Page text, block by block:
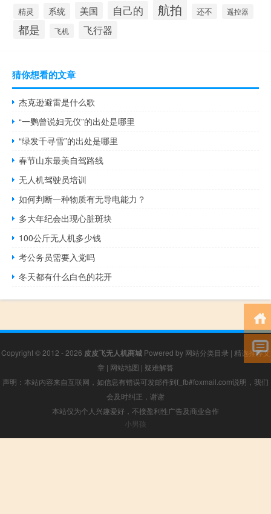
精灵 系统 美国 自己的 航拍 还不 遥控器
都是 飞机 飞行器
猜你想看的文章
杰克逊避雷是什么歌
“一鹦曾说妇无仪”的出处是哪里
“绿发千寻雪”的出处是哪里
春节山东最美自驾路线
无人机驾驶员培训
如何判断一种物质有无导电能力？
多大年纪会出现心脏斑块
100公斤无人机多少钱
考公务员需要入党吗
冬天都有什么白色的花开
Copyright © 2012 - 2026 皮皮飞无人机商城Powered by 网站分类目录 | 精选推荐文
章 | 网站地图 | 疑难解答
声明：本站内容来自互联网，如信息有错误可发邮件到f_fb#foxmail.com说明，我们
会及时纠正，谢谢
本站仅为个人兴趣爱好，不接盈利性广告及商业合作
小男孩